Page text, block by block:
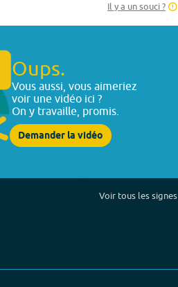
Il y a un souci ?
Oups.
Vous aussi, vous aimeriez
voir une vidéo ici ?
On y travaille, promis.
Demander la vidéo
Voir tous les signes